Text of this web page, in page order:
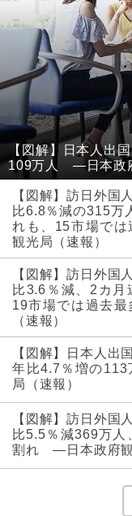
【図解】日本人出
109万人 ―日本政
【図解】訪日外国
比6.8％減の315万
れも、15市場で
観光局（速報）
【図解】訪日外国
比3.6％減、2カ月
19市場では過去
（速報）
【図解】日本人出
年比4.7％増の
局（速報）
【図解】訪日外国
比5.5％減369万人
割れ ―日本政府観